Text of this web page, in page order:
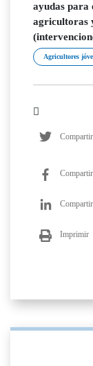
ayudas para
agricultoras
Agricultores
Imprimir